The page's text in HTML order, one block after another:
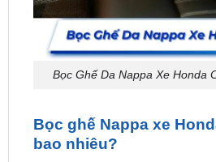
Bọc Ghế Da Nappa Xe Honda
Bọc ghế Nappa xe
Hiện nay trên thị trường, giá
Honda City RS có sự khác